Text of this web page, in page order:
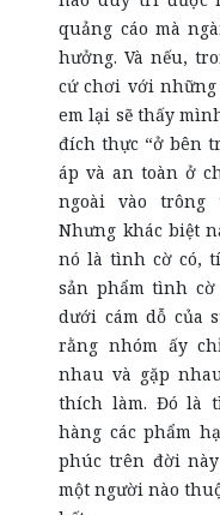
quảng cáo mà
hưởng. Và nếu,
cứ chơi với những
em lại sẽ thấy
đích thực “ở bên
áp và an toàn ở
ngoài vào trông
Nhưng khác biệt
nó là tình cờ có,
sản phẩm tình
dưới cám dỗ của
rằng nhóm ấy
nhau và gặp
thích làm. Đó là
hàng các phẩm
phúc trên đời
một người nào